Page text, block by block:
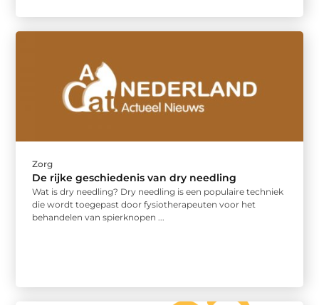
Zorg
De rijke geschiedenis van dry needling
Wat is dry needling? Dry needling is een populaire techniek
die wordt toegepast door fysiotherapeuten voor het
behandelen van spierknopen ...